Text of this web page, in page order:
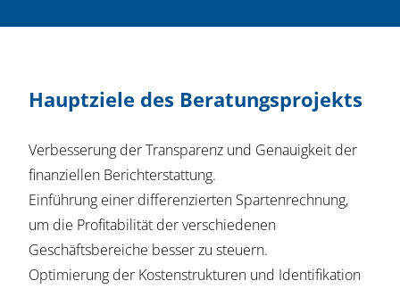
Hauptziele des Beratungsprojekts
Verbesserung der Transparenz und Genauigkeit der
finanziellen Berichterstattung.
Einführung einer differenzierten Spartenrechnung,
um die Profitabilität der verschiedenen
Geschäftsbereiche besser zu steuern.
Optimierung der Kostenstrukturen und Identifikation